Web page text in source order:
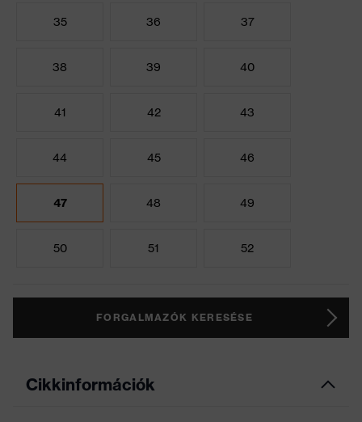
35 36 37
38 39 40
41 42 43
44 45 46
47 48 49
50 51 52
FORGALMAZÓK KERESÉSE
Cikkinformációk